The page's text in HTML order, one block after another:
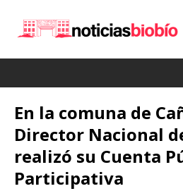
En la comuna de
Director Nacional
realizó su Cuenta
Participativa